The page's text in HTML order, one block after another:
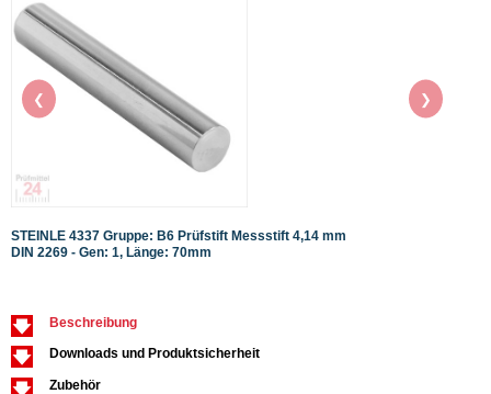
STEINLE 4337 Gruppe: B6 Prüfstift Messstift 4,14 mm
DIN 2269 - Gen: 1, Länge: 70mm
❮ ❯
Beschreibung
Downloads und Produktsicherheit
Zubehör